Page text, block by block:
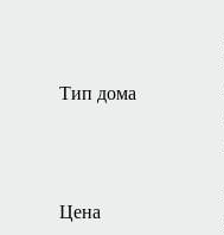
Тип дома
Цена